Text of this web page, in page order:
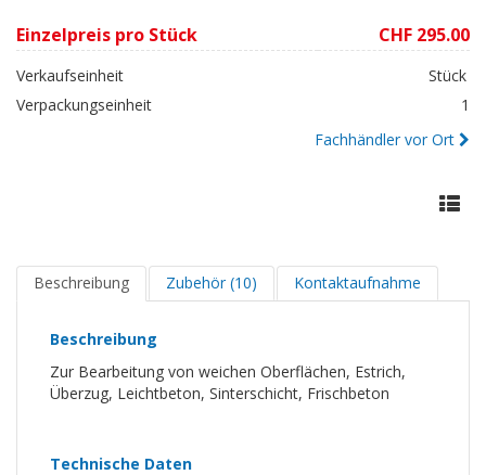
Einzelpreis pro Stück CHF 295.00
Verkaufseinheit
Stück
Verpackungseinheit
1
Fachhändler vor Ort
Beschreibung Zubehör (10) Kontaktaufnahme
Beschreibung
Zur Bearbeitung von weichen Oberflächen, Estrich,
Überzug, Leichtbeton, Sinterschicht, Frischbeton
Technische Daten